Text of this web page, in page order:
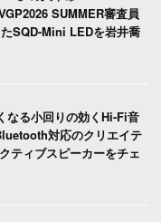
SUMMER審査員
SQD-Mini LEDを岩井喬
なる小回りの効くHi-Fi音
対応のクリエイテ
ティブスピーカーをチェ